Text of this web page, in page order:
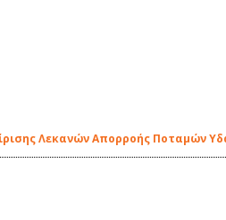
Λεκανών Απορροής Ποταμών